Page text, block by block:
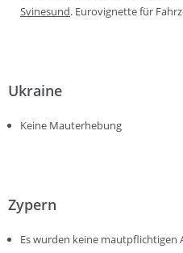
Svinesund. Eurovignette für
Ukraine
Keine Mauterhebung
Zypern
Es wurden keine mautpflichtigen